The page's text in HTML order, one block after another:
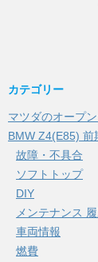
カテゴリー
マツダのオープ
BMW Z4(E85) 前
故障・不具合
ソフトトップ
DIY
メンテナンス
車両情報
燃費